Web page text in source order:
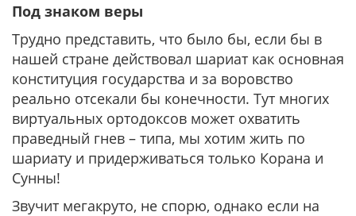
Под знаком веры
Трудно представить, что было бы, если бы в
нашей стране действовал шариат как основная
конституция государства и за воровство
реально отсекали бы конечности. Тут многих
виртуальных ортодоксов может охватить
праведный гнев – типа, мы хотим жить по
шариату и придерживаться только Корана и
Сунны!
Звучит мегакруто, не спорю, однако если на